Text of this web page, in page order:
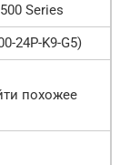
Series
24P-K9-G5)
похожее